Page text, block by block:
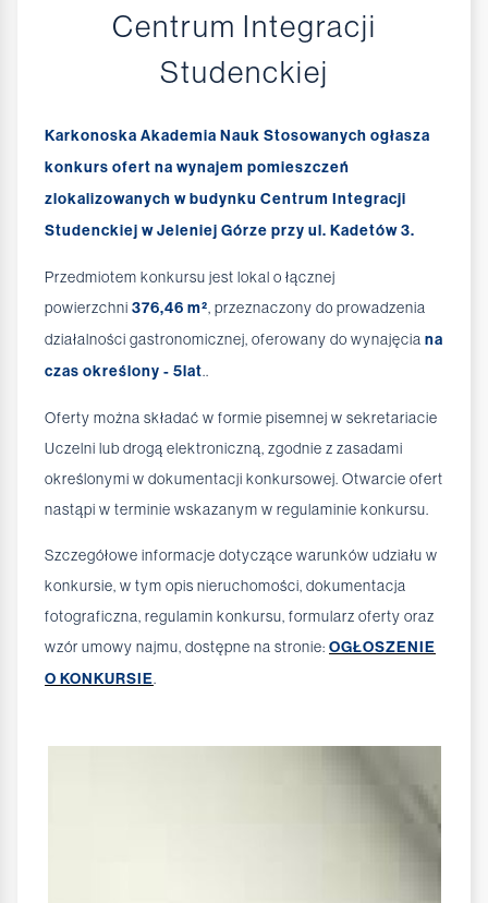
Centrum Integracji
Studenckiej
Karkonoska Akademia Nauk Stosowanych ogłasza
konkurs ofert na wynajem pomieszczeń
zlokalizowanych w budynku Centrum Integracji
Studenckiej w Jeleniej Górze przy ul. Kadetów 3.
Przedmiotem konkursu jest lokal o łącznej
powierzchni 376,46 m², przeznaczony do prowadzenia
działalności gastronomicznej, oferowany do wynajęcia na
czas określony - 5lat..
Oferty można składać w formie pisemnej w sekretariacie
Uczelni lub drogą elektroniczną, zgodnie z zasadami
określonymi w dokumentacji konkursowej. Otwarcie ofert
nastąpi w terminie wskazanym w regulaminie konkursu.
Szczegółowe informacje dotyczące warunków udziału w
konkursie, w tym opis nieruchomości, dokumentacja
fotograficzna, regulamin konkursu, formularz oferty oraz
wzór umowy najmu, dostępne na stronie: OGŁOSZENIE
O KONKURSIE.